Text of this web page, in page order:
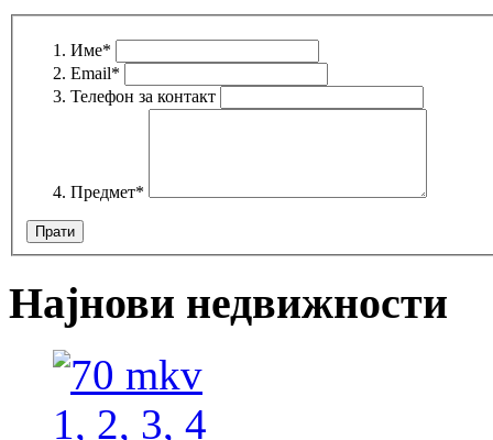
Име*
Email*
Телефон за контакт
Предмет*
Најнови недвижности